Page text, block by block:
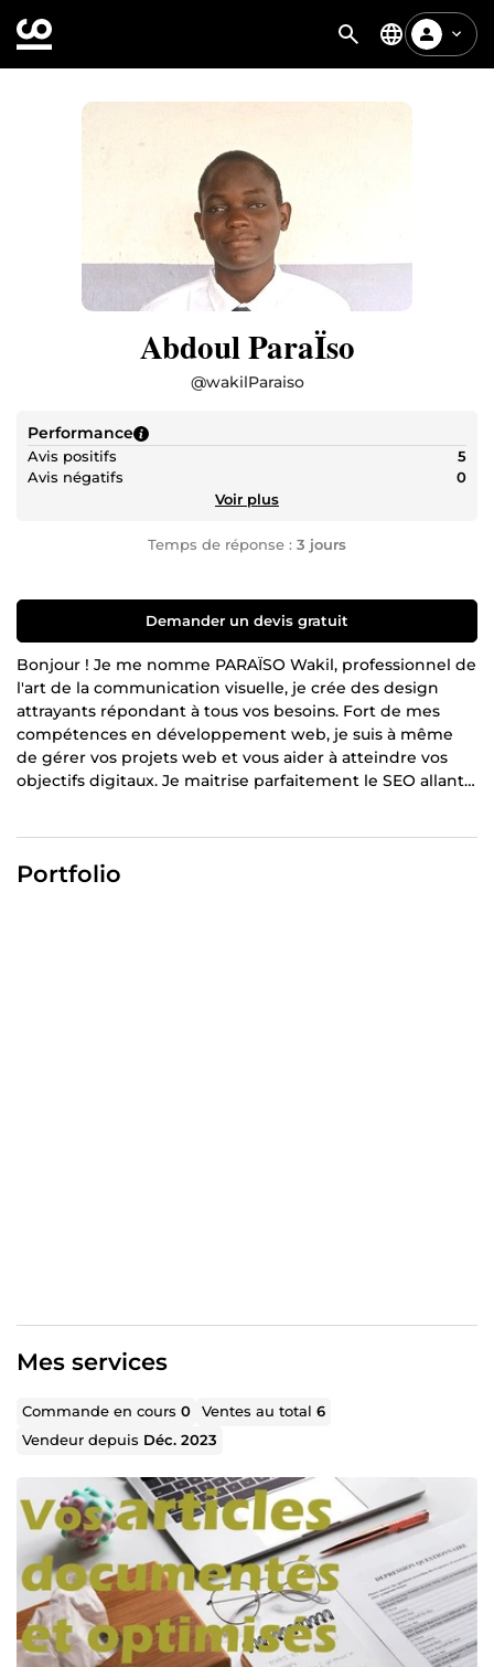
Abdoul ParaÏso
@wakilParaiso
Performance
Avis positifs
5
Avis négatifs
0
Voir plus
Temps de réponse : 3 jours
Demander un devis gratuit
Bonjour ! Je me nomme PARAÏSO Wakil, professionnel de
l'art de la communication visuelle, je crée des design
attrayants répondant à tous vos besoins. Fort de mes
compétences en développement web, je suis à même
de gérer vos projets web et vous aider à atteindre vos
objectifs digitaux. Je maitrise parfaitement le SEO allant
recherche.
Portfolio
Mes services
Commande en cours0 Ventes au total6
Vendeur depuis Déc. 2023